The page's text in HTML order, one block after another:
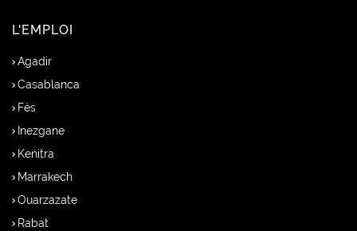
L'EMPLOI
Agadir
Casablanca
Fès
Inezgane
Kenitra
Marrakech
Ouarzazate
Rabat